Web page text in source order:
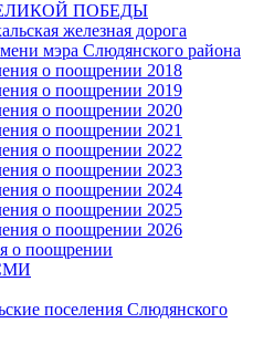
ПОБЕДЫ
железная дорога
мэра Слюдянского района
о поощрении 2018
о поощрении 2019
о поощрении 2020
о поощрении 2021
о поощрении 2022
о поощрении 2023
о поощрении 2024
о поощрении 2025
о поощрении 2026
о поощрении
поселения Слюдянского